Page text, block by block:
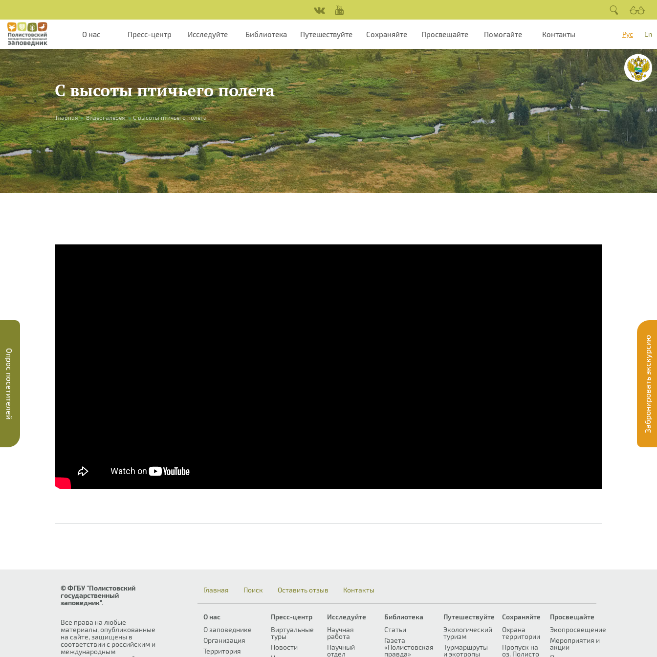
О нас Пресс-центр Исследуйте Библиотека Путешествуйте Сохраняйте Просвещайте Помогайте Контакты Рус En
С высоты птичьего полета
Вы здесь
Главная » Видеогалерея » С высоты птичьего полета
© ФГБУ "Полистовский
государственный
заповедник".
Все права на любые
материалы, опубликованные
на сайте, защищены в
соответствии с российским и
международным
Главная Поиск Оставить отзыв Контакты
О нас
О заповеднике
Организация
Территория
Пресс-центр
Виртуальные
туры
Новости
Исследуйте
Научная
работа
Научный
отдел
Библиотека
Статьи
Газета
«Полистовская
правда»
Путешествуйте
Экологический
туризм
Турмаршруты
и экотропы
Сохраняйте
Охрана
территории
Пропуск на
оз. Полисто
Просвещайте
Экопросвещение
Мероприятия и
акции
Забронировать экскурсию
Опрос посетителей